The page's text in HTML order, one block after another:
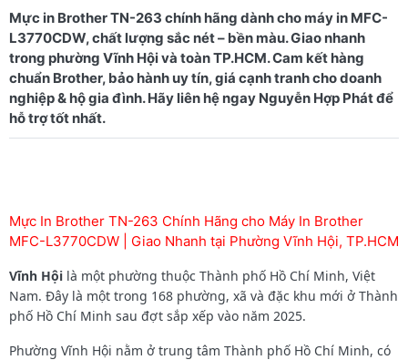
Mực in Brother TN-263 chính hãng dành cho máy in MFC-
L3770CDW, chất lượng sắc nét – bền màu. Giao nhanh
trong phường Vĩnh Hội và toàn TP.HCM. Cam kết hàng
chuẩn Brother, bảo hành uy tín, giá cạnh tranh cho doanh
nghiệp & hộ gia đình. Hãy liên hệ ngay Nguyễn Hợp Phát để
Mực In Brother TN-263 Chính Hãng cho Máy In Brother
MFC-L3770CDW | Giao Nhanh tại Phường Vĩnh Hội, TP.HCM
Vĩnh Hội là một phường thuộc Thành phố Hồ Chí Minh, Việt
Nam. Đây là một trong 168 phường, xã và đặc khu mới ở Thành
phố Hồ Chí Minh sau đợt sắp xếp vào năm 2025.
Phường Vĩnh Hội nằm ở trung tâm Thành phố Hồ Chí Minh, có